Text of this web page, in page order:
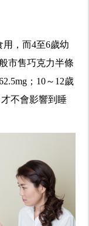
，而4至6歲幼
市售巧克力半條
；10～12歲
不會影響到睡